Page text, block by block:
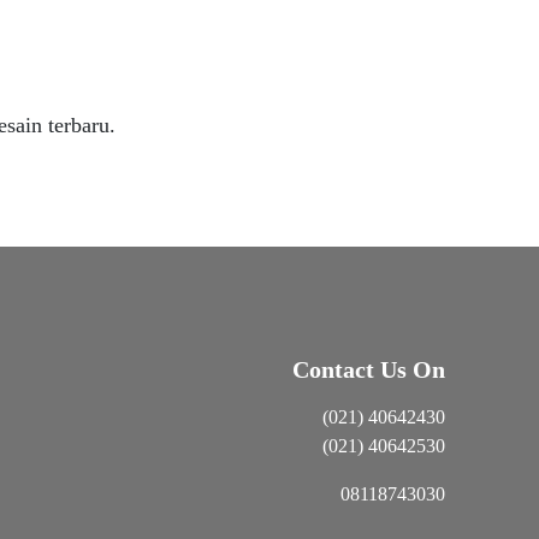
terbaru.
Contact Us On
(021) 40642430
(021) 40642530
08118743030